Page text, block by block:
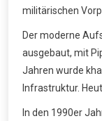
militärischen
Der moderne
ausgebaut, mit
Jahren wurde
Infrastruktur.
In den 1990er